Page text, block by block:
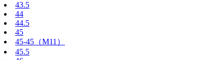
43.5
44
44.5
45
45-45（M11）
45.5